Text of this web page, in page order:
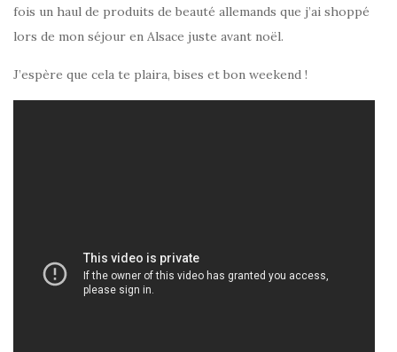
fois un haul de produits de beauté allemands que j’ai shoppé
lors de mon séjour en Alsace juste avant noël.
J’espère que cela te plaira, bises et bon weekend !